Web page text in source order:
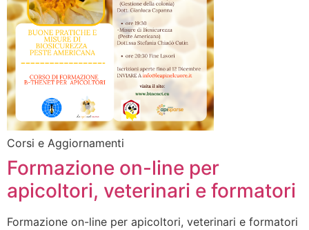
Corsi e Aggiornamenti
Formazione on-line per
apicoltori, veterinari e formatori
Formazione on-line per apicoltori, veterinari e formatori